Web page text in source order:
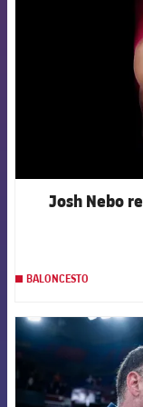
Josh Nebo
BALONCESTO